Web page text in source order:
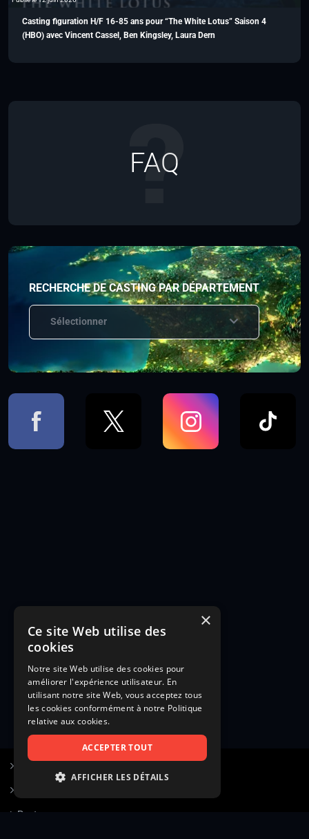
Casting figuration H/F 16-85 ans pour “The White Lotus” Saison 4
(HBO) avec Vincent Cassel, Ben Kingsley, Laura Dern
FAQ
RECHERCHE DE CASTING PAR DÉPARTEMENT
Sélectionner
Poster une annonce
×
Ce site Web utilise des
cookies
Notre site Web utilise des cookies pour
améliorer l'expérience utilisateur. En
utilisant notre site Web, vous acceptez tous
les cookies conformément à notre Politique
relative aux cookies.
ACCEPTER TOUT
AFFICHER LES DÉTAILS